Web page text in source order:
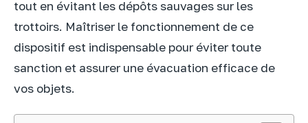
tout en évitant les dépôts sauvages sur les
trottoirs. Maîtriser le fonctionnement de ce
dispositif est indispensable pour éviter toute
sanction et assurer une évacuation efficace de
vos objets.